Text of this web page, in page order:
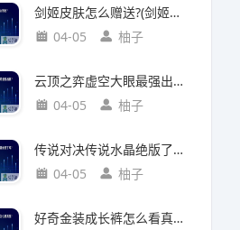
剑姬皮肤怎么赠送?(剑姬皮肤怎么赠送给别人)
04-05
柚子
云顶之弈虚空大眼最强出装?(云顶之弈虚空之眼出装)
04-05
柚子
传说对决传说水晶绝版了吗?(传说对决 传说水晶)
04-05
柚子
好奇金装成长裤怎么看真假?(好奇金装成长裤怎么看真假鉴别)